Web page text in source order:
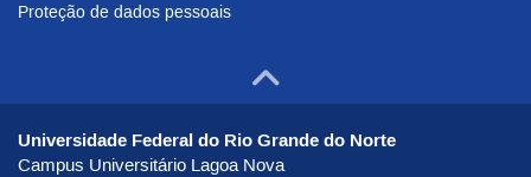
Proteção de dados pessoais
Ir para o
Universidade Federal do Rio Grande do Norte
Campus Universitário Lagoa Nova